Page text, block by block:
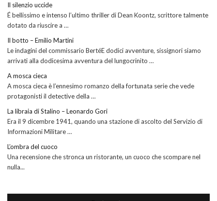
Il silenzio uccide
É bellissimo e intenso l’ultimo thriller di Dean Koontz, scrittore talmente
dotato da riuscire a …
Il botto – Emilio Martini
Le indagini del commissario BertéE dodici avventure, sissignori siamo
arrivati alla dodicesima avventura del lungocrinito …
A mosca cieca
A mosca cieca è l’ennesimo romanzo della fortunata serie che vede
protagonisti il detective della …
La libraia di Stalino – Leonardo Gori
Era il 9 dicembre 1941, quando una stazione di ascolto del Servizio di
Informazioni Militare …
L’ombra del cuoco
Una recensione che stronca un ristorante, un cuoco che scompare nel
nulla...